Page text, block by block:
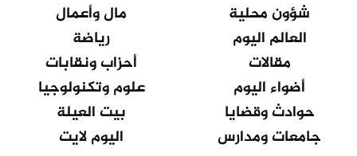
شؤون محلية
مال وأعمال
العالم اليوم
رياضة
مقالات
أحزاب ونقابات
أضواء اليوم
علوم وتكنولوجيا
حوادث وقضايا
بيت العيلة
جامعات ومدارس
اليوم لايت